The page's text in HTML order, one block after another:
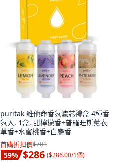
puritak 維他命香氛濾芯禮盒 4種香
氛入, 1盒, 甜檸檬香+普羅旺斯薰衣
草香+水蜜桃香+白麝香
首購折扣價$701
59% $286 ($286.00/1個)